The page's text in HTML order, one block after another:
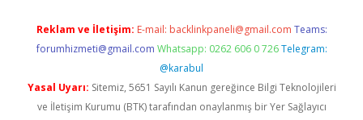
Reklam ve İletişim: E-mail: backlinkpaneli@gmail.com Teams:
forumhizmeti@gmail.com Whatsapp: 0262 606 0 726 Telegram:
@karabul
Yasal Uyarı: Sitemiz, 5651 Sayılı Kanun gereğince Bilgi Teknolojileri
ve İletişim Kurumu (BTK) tarafından onaylanmış bir Yer Sağlayıcı